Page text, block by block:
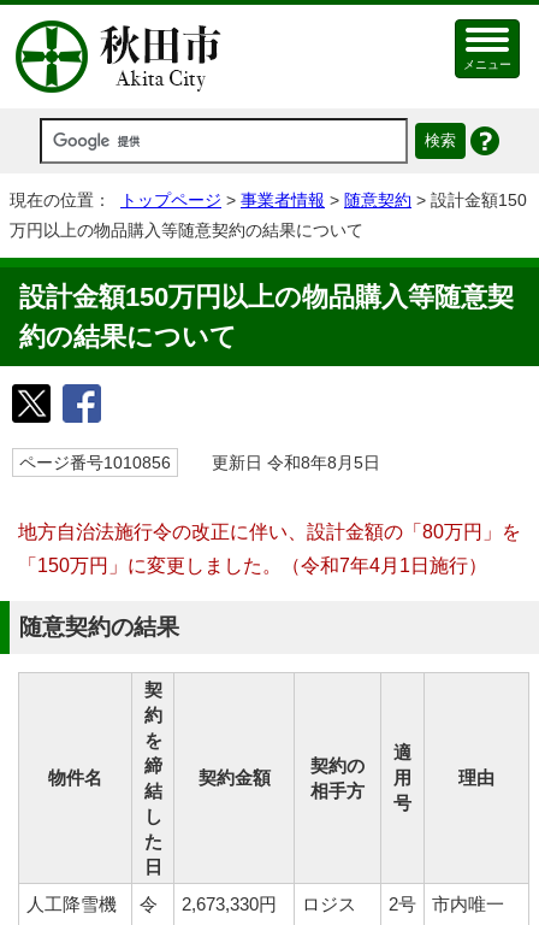
メニュー
現在の位置： トップページ > 事業者情報 > 随意契約 > 設計金額150
万円以上の物品購入等随意契約の結果について
設計金額150万円以上の物品購入等随意契
約の結果について
ページ番号1010856 更新日 令和8年8月5日
地方自治法施行令の改正に伴い、設計金額の「80万円」を
「150万円」に変更しました。（令和7年4月1日施行）
随意契約の結果
物件名
契
約
を
締
結
し
た
日
契約金額
契約の
相手方
適
用
号
理由
人工降雪機
令
2,673,330円
ロジス
2号
市内唯一